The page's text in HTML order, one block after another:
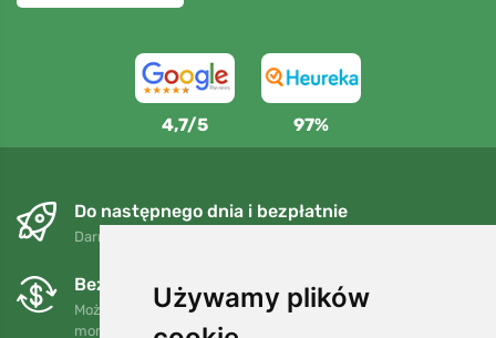
Używamy plików
4,7/5 97%
Do następnego dnia i bezpłatnie
Darmowa wysyłka dla zamówień powyżej 250 PLN
Bezpłatne wymiany i zwroty
Możesz zwrócić lub wymienić swoje zamówienie w dowolnym
momencie w ciągu 90 dni.